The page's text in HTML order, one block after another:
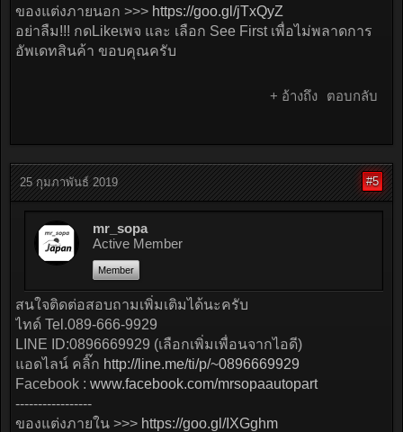
ของแต่งภายนอก >>> https://goo.gl/jTxQyZ
อย่าลืม!!! กดLikeเพจ และ เลือก See First เพื่อไม่พลาดการ
อัพเดทสินค้า ขอบคุณครับ
+ อ้างถึง ตอบกลับ
25 กุมภาพันธ์ 2019 #5
mr_sopa
Active Member
Member
สนใจติดต่อสอบถามเพิ่มเติมได้นะครับ
ไทด์ Tel.089-666-9929
LINE ID:0896669929 (เลือกเพิ่มเพื่อนจากไอดี)
แอดไลน์ คลิ๊ก http://line.me/ti/p/~0896669929
Facebook : www.facebook.com/mrsopaautopart
-----------------
ของแต่งภายใน >>> https://goo.gl/IXGghm